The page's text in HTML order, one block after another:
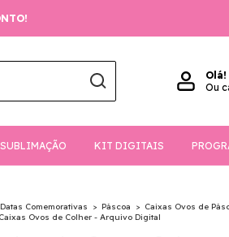
Olá!
Ou
SUBLIMAÇÃO KIT DIGITAIS
Datas Comemorativas > Páscoa > Caixas Ovos de
Ovos de Colher - Arquivo Digital